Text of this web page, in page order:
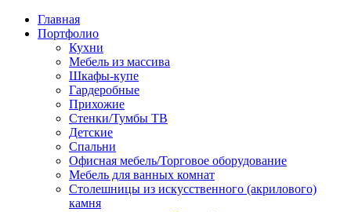
Главная
Портфолио
Кухни
Мебель из массива
Шкафы-купе
Гардеробные
Прихожие
Стенки/Тумбы ТВ
Детские
Спальни
Офисная мебель/Торговое оборудование
Мебель для ванных комнат
Столешницы из искусственного (акрилового)
камня